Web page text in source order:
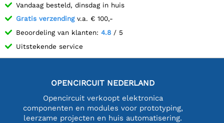
Vandaag besteld, dinsdag in huis
Gratis verzendingv.a. € 100,-
Beoordeling van klanten: 4.8 / 5
Uitstekende service
OPENCIRCUIT NEDERLAND
Opencircuit verkoopt elektronica
componenten en modules voor prototyping,
leerzame projecten en huis automatisering.